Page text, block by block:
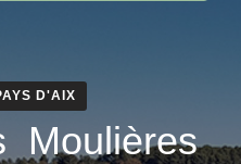
D'AIX
Moulières